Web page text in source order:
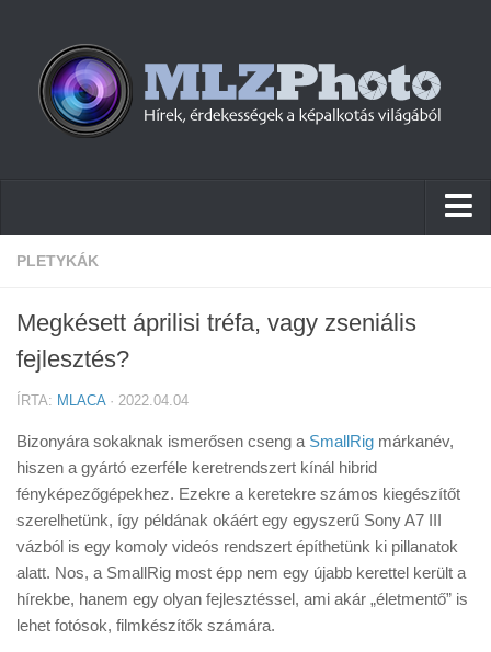
Hírek
Cikkek
Szoftver
Tudástár
Tanácsok
Érdekességek
Helyszíni Riport
E-BB
PLETYKÁK
Megkésett áprilisi tréfa, vagy zseniális
fejlesztés?
ÍRTA: MLACA· 2022.04.04
Bizonyára sokaknak ismerősen cseng a SmallRig márkanév,
hiszen a gyártó ezerféle keretrendszert kínál hibrid
fényképezőgépekhez. Ezekre a keretekre számos kiegészítőt
szerelhetünk, így példának okáért egy egyszerű Sony A7 III
vázból is egy komoly videós rendszert építhetünk ki pillanatok
alatt. Nos, a SmallRig most épp nem egy újabb kerettel került a
hírekbe, hanem egy olyan fejlesztéssel, ami akár „életmentő” is
lehet fotósok, filmkészítők számára.